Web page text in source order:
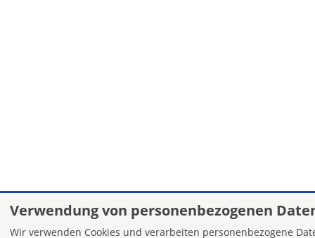
Verwendung von personenbezogenen
Wir verwenden Cookies und verarbeiten personenbezogene